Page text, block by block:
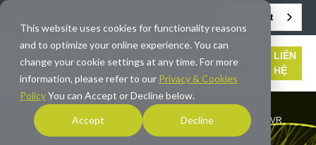
This website uses cookies for functionality reasons
and to optimize your online experience. You can
change your cookie settings at any time. For more
information, please refer to our Privacy & Cookies
PolicyYou can Accept or Decline below.
Accept Decline
Tiếng Việt
LIÊN
HỆ
TRANG CHỦ / CHUYÊN MÔN
GIẢI PHÁP KIỂM THỬ AR/VR
(THỰC TẾ TĂNG CƯỜNG & THỰC TẾ ẢO)